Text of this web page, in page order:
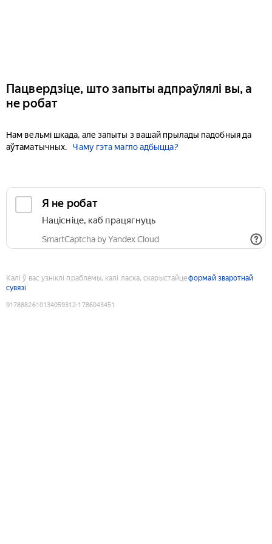
Пацвердзіце, што запыты адпраўлялі вы, а
не робат
Нам вельмі шкада, але запыты з вашай прылады падобныя да
аўтаматычных.
Чаму гэта магло адбыцца?
Я не робат
Націсніце, каб працягнуць
SmartCaptcha by Yandex Cloud
Калі ў вас узніклі праблемы, калі ласка, скарыстайцеформай зваротнай
сувязі
9178882610134059312:1786043451